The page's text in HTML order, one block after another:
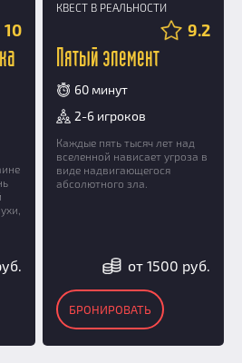
10
КВЕСТ В РЕАЛЬНОСТИ
9.2
Пятый элемент
60 минут
2-6 игроков
Каждые пять тысяч лет над
вселенной нависает угроза в
виде надвигающегося
абсолютного зла.
от 1500 руб.
БРОНИРОВАТЬ